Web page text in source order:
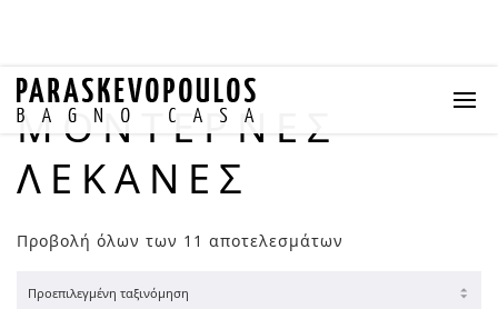
ΜΟΝΤΕΡΝΕΣ
ΛΕΚΑΝΕΣ
Προβολή όλων των 11 αποτελεσμάτων